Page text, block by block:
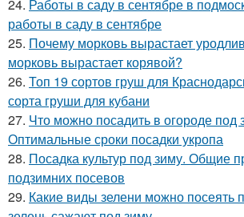
24. Работы в саду в сентябре в
работы в саду в сентябре
25. Почему морковь вырастает
морковь вырастает корявой?
26. Топ 19 сортов груш для
сорта груши для кубани
27. Что можно посадить в огороде под
Оптимальные сроки посадки укропа
28. Посадка культур под зиму. Общие
подзимних посевов
29. Какие виды зелени можно посеять